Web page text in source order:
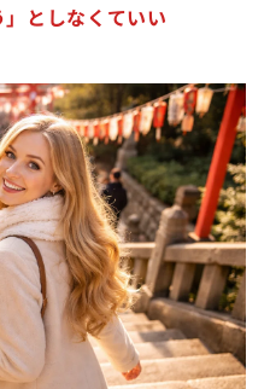
としなくていい